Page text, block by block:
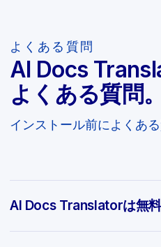
よくある質問
AI Docs
よくある質問。
インストール前によくあ
AI Docs Translatorは無